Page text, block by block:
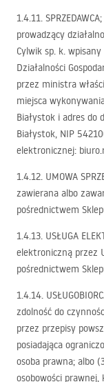
1.4.11. SPRZEDAWCA;
prowadzący
Cylwik sp. k.
Działalności
przez ministra
miejsca
Białystok i adres do
Białystok, NIP
elektronicznej:
1.4.12. UMOWA
zawierana albo
pośrednictwem
1.4.13. USŁUGA
elektroniczną przez
pośrednictwem
1.4.14.
zdolność do
przez przepisy
posiadająca
osoba prawna; albo
osobowości